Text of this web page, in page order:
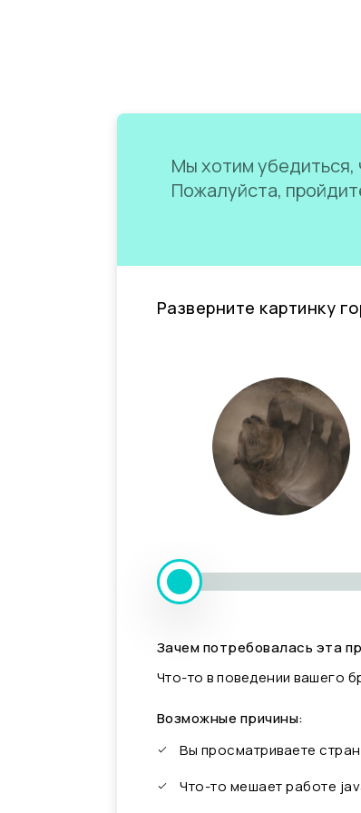
Мы хотим убедиться,
Пожалуйста,
Разверните картинку
Зачем потребовалась эта
Что-то в поведении вашего
Возможные причины:
Вы просматриваете
Что-то мешает работе